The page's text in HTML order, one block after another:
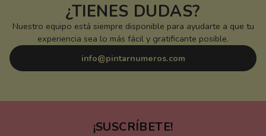
¿TIENES DUDAS?
Nuestro equipo está siempre disponible para ayudarte a que tu
experiencia sea lo más fácil y gratificante posible.
info@pintarnumeros.com
¡SUSCRÍBETE!